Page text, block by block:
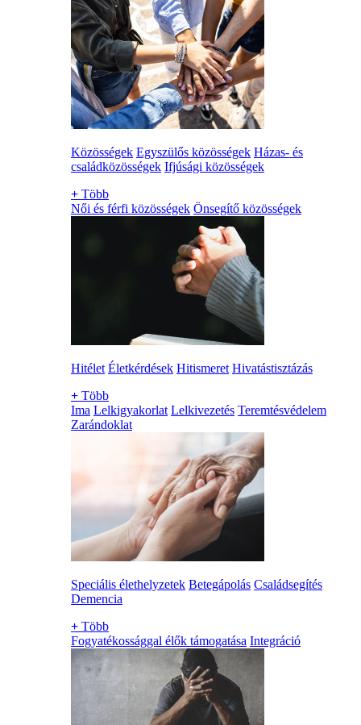
Közösségek Egyszülős közösségek Házas- és
családközösségek Ifjúsági közösségek
+ Több
Női és férfi közösségek Önsegítő közösségek
Hitélet Életkérdések Hitismeret Hivatástisztázás
+ Több
Ima Lelkigyakorlat Lelkivezetés Teremtésvédelem
Zarándoklat
Speciális élethelyzetek Betegápolás Családsegítés
Demencia
+ Több
Fogyatékossággal élők támogatása Integráció